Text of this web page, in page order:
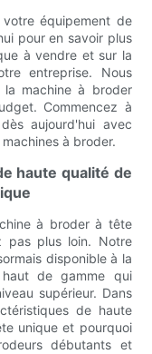
équipement de
pour en savoir plus
à vendre et sur la
entreprise. Nous
machine à broder
Commencez à
aujourd'hui avec
à broder.
haute qualité de
à broder à tête
pas plus loin. Notre
disponible à la
de gamme qui
supérieur. Dans
de haute
unique et pourquoi
débutants et